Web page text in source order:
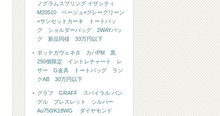
ノグラムスプリング イザシティ
M20510 ベージュ×グレーグリーン
×サンセットカーキ トートバッ
グ ショルダーバッグ 2WAYバッ
グ 新品同様 33万円以下
ボッテガヴェネタ カバPM 黒
250個限定 イントレチャート レ
ザー G金具 トートバッグ ラン
クAB 30万円以下
グラフ GRAFF スパイラル バン
グル ブレスレット シルバー
Au750/K18WG ダイヤモンド